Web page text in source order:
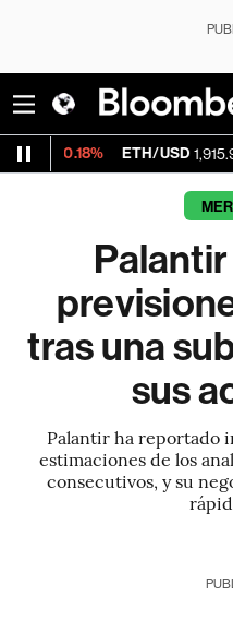
ETH/USD 1,915.995 -
tras una
sus
Palantir ha reportado
estimaciones de los
consecutivos, y su